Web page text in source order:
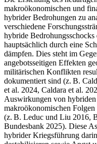
makroökonomischen und
hybrider Bedrohungen zu
verschiedene
hybride
hauptsächlich durch eine
dämpfen. Dies steht im
angebotsseitigen Effekten
militärischen Konflikten
dokumentiert sind (z. B.
et al. 2024, Caldara et al.
Auswirkungen von hybriden
makroökonomischen
(z. B. Leduc und Liu 2016,
Bundesbank 2025). Diese
hybrider Kriegsführung